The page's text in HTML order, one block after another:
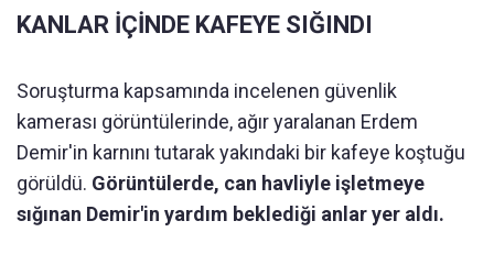
KANLAR İÇİNDE KAFEYE SIĞINDI
Soruşturma kapsamında incelenen güvenlik
kamerası görüntülerinde, ağır yaralanan Erdem
Demir'in karnını tutarak yakındaki bir kafeye koştuğu
görüldü. Görüntülerde, can havliyle işletmeye
sığınan Demir'in yardım beklediği anlar yer aldı.